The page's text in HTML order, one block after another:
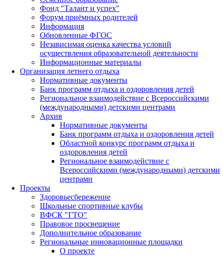
Фонд "Талант и успех"
Форум приёмных родителей
Информация
Обновленные ФГОС
Независимая оценка качества условий
осуществления образовательной деятельности
Информационные материалы
Организация летнего отдыха
Нормативные документы
Банк программ отдыха и оздоровления детей
Региональное взаимодействие с Всероссийскими
(международными) детскими центрами
Архив
Нормативные документы
Банк программ отдыха и оздоровления детей
Областной конкурс программ отдыха и
оздоровления детей
Региональное взаимодействие с
Всероссийскими (международными) детскими
центрами
Проекты
Здоровьесбережение
Школьные спортивные клубы
ВФСК "ГТО"
Правовое просвещение
Дополнительное образование
Региональные инновационные площадки
О проекте